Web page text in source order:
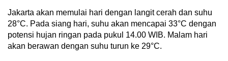
Jakarta akan memulai hari dengan langit cerah dan suhu
28°C. Pada siang hari, suhu akan mencapai 33°C dengan
potensi hujan ringan pada pukul 14.00 WIB. Malam hari
akan berawan dengan suhu turun ke 29°C.